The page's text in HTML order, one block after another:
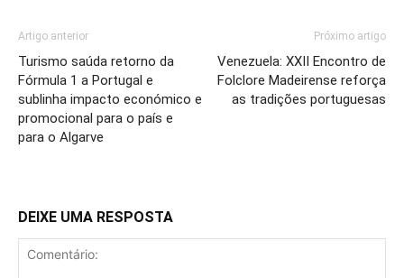
Artigo anterior
Turismo saúda retorno da
Fórmula 1 a Portugal e
sublinha impacto económico e
promocional para o país e
para o Algarve
Próximo artigo
Venezuela: XXII Encontro de
Folclore Madeirense reforça
as tradições portuguesas
DEIXE UMA RESPOSTA